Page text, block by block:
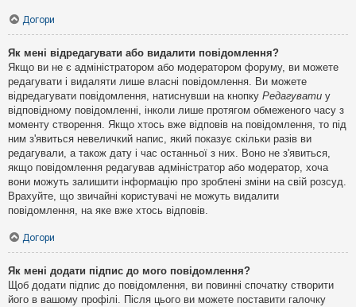
Догори
Як мені відредагувати або видалити повідомлення?
Якщо ви не є адміністратором або модератором форуму, ви можете
редагувати і видаляти лише власні повідомлення. Ви можете
відредагувати повідомлення, натиснувши на кнопку Редагувати у
відповідному повідомленні, інколи лише протягом обмеженого часу з
моменту створення. Якщо хтось вже відповів на повідомлення, то під
ним з'явиться невеличкий напис, який показує скільки разів ви
редагували, а також дату і час останньої з них. Воно не з'явиться,
якщо повідомлення редагував адміністратор або модератор, хоча
вони можуть залишити інформацію про зроблені зміни на свій розсуд.
Врахуйте, що звичайні користувачі не можуть видалити
повідомлення, на яке вже хтось відповів.
Догори
Як мені додати підпис до мого повідомлення?
Щоб додати підпис до повідомлення, ви повинні спочатку створити
його в вашому профілі. Після цього ви можете поставити галочку